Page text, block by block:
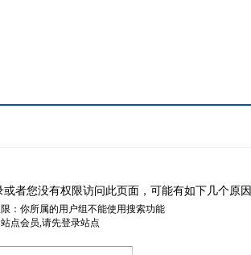
或者您没有权限访问此页面，可能有如下几个原因
：你所属的用户组不能使用搜索功能
点会员,请先登录站点